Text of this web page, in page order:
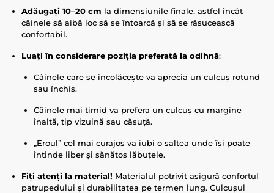
Adăugați 10–20 cm la dimensiunile finale, astfel încât
câinele să aibă loc să se întoarcă și să se răsucească
confortabil.
Luați în considerare poziția preferată la odihnă:
Câinele care se încolăcește va aprecia un culcuș rotund
sau închis.
Câinele mai timid va prefera un culcuș cu margine
înaltă, tip vizuină sau căsuță.
„Eroul” cel mai curajos va iubi o saltea unde își poate
întinde liber și sănătos lăbuțele.
Fiți atenți la material! Materialul potrivit asigură confortul
patrupedului și durabilitatea pe termen lung. Culcușul